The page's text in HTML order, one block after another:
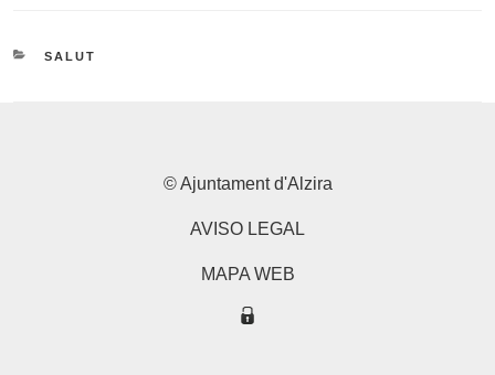
CATEGORIES
SALUT
© Ajuntament d'Alzira
AVISO LEGAL
MAPA WEB